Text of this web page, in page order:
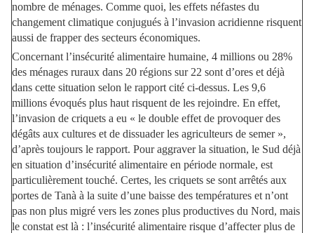
nombre de ménages. Comme quoi, les effets néfastes du
changement climatique conjugués à l’invasion acridienne risquent
aussi de frapper des secteurs économiques.
Concernant l’insécurité alimentaire humaine, 4 millions ou 28%
des ménages ruraux dans 20 régions sur 22 sont d’ores et déjà
dans cette situation selon le rapport cité ci-dessus. Les 9,6
millions évoqués plus haut risquent de les rejoindre. En effet,
l’invasion de criquets a eu « le double effet de provoquer des
dégâts aux cultures et de dissuader les agriculteurs de semer »,
d’après toujours le rapport. Pour aggraver la situation, le Sud déjà
en situation d’insécurité alimentaire en période normale, est
particulièrement touché. Certes, les criquets se sont arrêtés aux
portes de Tanà à la suite d’une baisse des températures et n’ont
pas non plus migré vers les zones plus productives du Nord, mais
le constat est là : l’insécurité alimentaire risque d’affecter plus de